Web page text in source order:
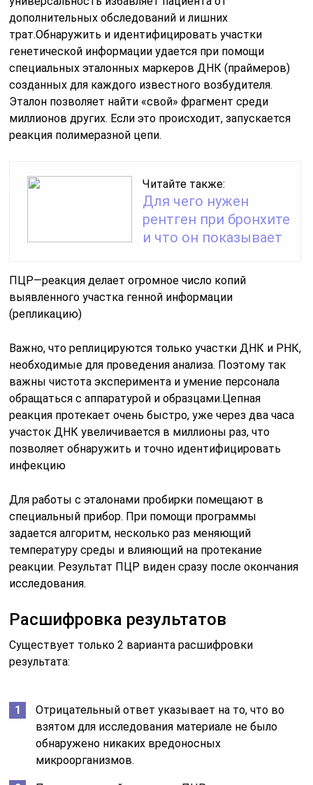
дополнительных обследований и лишних
трат.Обнаружить и идентифицировать участки
генетической информации удается при помощи
специальных эталонных маркеров ДНК (праймеров)
созданных для каждого известного возбудителя.
Эталон позволяет найти «свой» фрагмент среди
миллионов других. Если это происходит, запускается
реакция полимеразной цепи.
Читайте также:
Для чего нужен
рентген при бронхите
и что он показывает
ПЦР—реакция делает огромное число копий
выявленного участка генной информации
(репликацию)
Важно, что реплицируются только участки ДНК и РНК,
необходимые для проведения анализа. Поэтому так
важны чистота эксперимента и умение персонала
обращаться с аппаратурой и образцами.Цепная
реакция протекает очень быстро, уже через два часа
участок ДНК увеличивается в миллионы раз, что
позволяет обнаружить и точно идентифицировать
инфекцию
Для работы с эталонами пробирки помещают в
специальный прибор. При помощи программы
задается алгоритм, несколько раз меняющий
температуру среды и влияющий на протекание
реакции. Результат ПЦР виден сразу после окончания
исследования.
Расшифровка результатов
Существует только 2 варианта расшифровки
результата:
Отрицательный ответ указывает на то, что во
взятом для исследования материале не было
обнаружено никаких вредоносных
микроорганизмов.